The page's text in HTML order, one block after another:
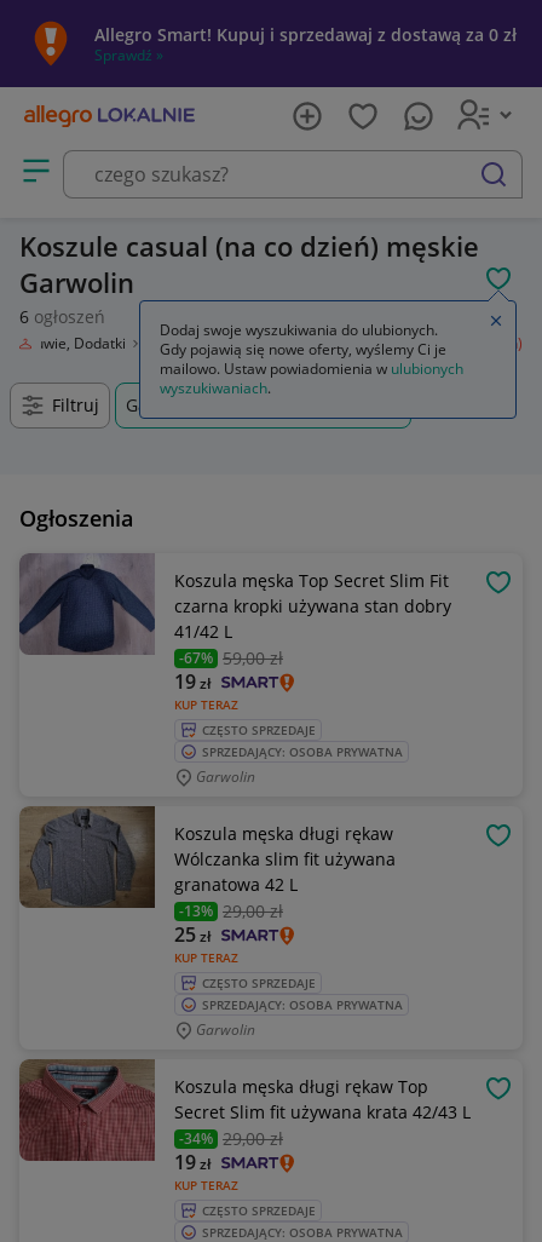
Allegro Smart! Kupuj i sprzedawaj z dostawą za 0 zł
Sprawdź »
Otwórz menu z kategoriami
szukaj
Koszule casual (na co dzień) męskie
Garwolin
6 ogłoszeń
Obuwie, Dodatki Odzież męska Koszule Koszule casual (na co dzień)
Filtruj Garwolin, Mazowieckie, +0 km
Ogłoszenia
Koszula męska Top Secret Slim Fit
czarna kropki używana stan dobry
41/42 L
-67% 59,00 zł
KUP TERAZ
19zł
CZĘSTO SPRZEDAJE
SPRZEDAJĄCY: OSOBA PRYWATNA
Garwolin
Koszula męska długi rękaw
Wólczanka slim fit używana
granatowa 42 L
-13% 29,00 zł
KUP TERAZ
25zł
CZĘSTO SPRZEDAJE
SPRZEDAJĄCY: OSOBA PRYWATNA
Garwolin
Koszula męska długi rękaw Top
Secret Slim fit używana krata 42/43 L
-34% 29,00 zł
KUP TERAZ
19zł
CZĘSTO SPRZEDAJE
SPRZEDAJĄCY: OSOBA PRYWATNA
Dodaj swoje wyszukiwania do ulubionych.
Gdy pojawią się nowe oferty, wyślemy Ci je
mailowo. Ustaw powiadomienia w ulubionych
wyszukiwaniach.